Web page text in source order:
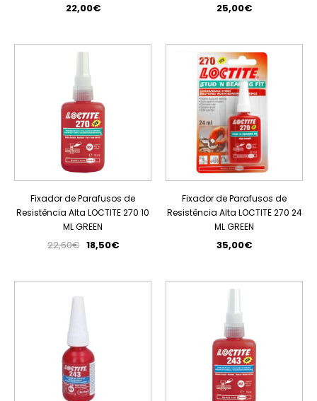
22,00€ 25,00€
Fixador de Parafusos de
Resistência Alta LOCTITE 270 10
ML GREEN
22,60€ 18,50€
Fixador de Parafusos de
Resistência Alta LOCTITE 270 24
ML GREEN
35,00€